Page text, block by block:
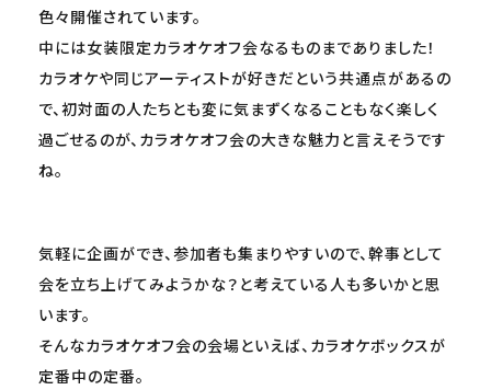
色々開催されています。
中には女装限定カラオケオフ会なるものまでありました！
カラオケや同じアーティストが好きだという共通点があるの
で、初対面の人たちとも変に気まずくなることもなく楽しく
過ごせるのが、カラオケオフ会の大きな魅力と言えそうです
ね。
気軽に企画ができ、参加者も集まりやすいので、幹事として
会を立ち上げてみようかな？と考えている人も多いかと思
います。
そんなカラオケオフ会の会場といえば、カラオケボックスが
定番中の定番。